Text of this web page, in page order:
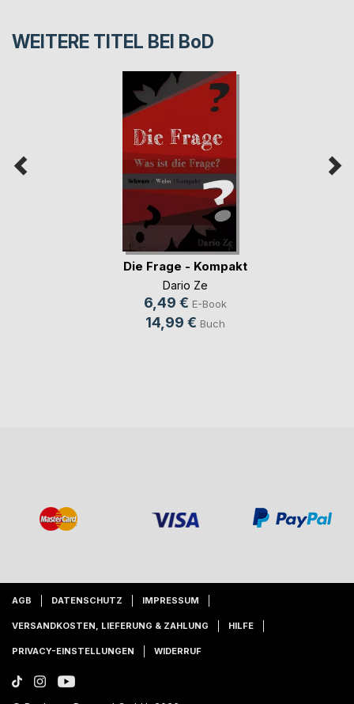
WEITERE TITEL BEI BoD
Die Frage - Kompakt
Dario Ze
6,49 € E-Book
14,99 € Buch
AGB DATENSCHUTZ IMPRESSUM
VERSANDKOSTEN, LIEFERUNG & ZAHLUNG HILFE
PRIVACY-EINSTELLUNGEN WIDERRUF